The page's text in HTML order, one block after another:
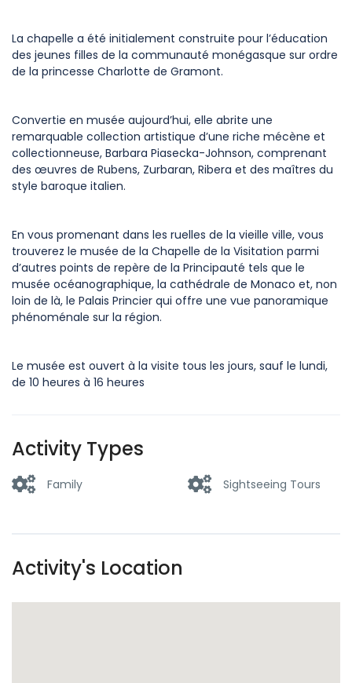
La chapelle a été initialement construite pour l’éducation
des jeunes filles de la communauté monégasque sur ordre
de la princesse Charlotte de Gramont.
Convertie en musée aujourd’hui, elle abrite une
remarquable collection artistique d’une riche mécène et
collectionneuse, Barbara Piasecka-Johnson, comprenant
des œuvres de Rubens, Zurbaran, Ribera et des maîtres du
style baroque italien.
En vous promenant dans les ruelles de la vieille ville, vous
trouverez le musée de la Chapelle de la Visitation parmi
d’autres points de repère de la Principauté tels que le
musée océanographique, la cathédrale de Monaco et, non
loin de là, le Palais Princier qui offre une vue panoramique
phénoménale sur la région.
Le musée est ouvert à la visite tous les jours, sauf le lundi,
de 10 heures à 16 heures
Activity Types
Family Sightseeing Tours
Activity's Location